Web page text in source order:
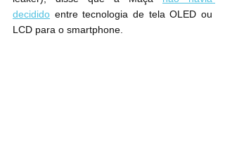
decidido entre tecnologia de tela OLED ou
LCD para o smartphone.